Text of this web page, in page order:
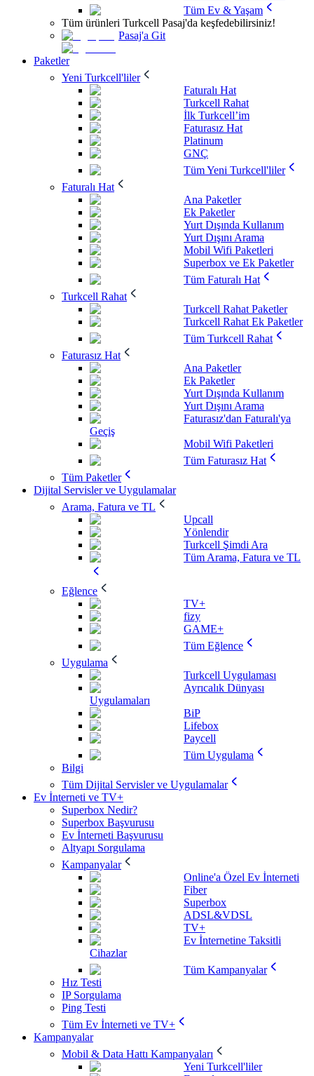
Tüm Ev & Yaşam
Tüm ürünleri Turkcell Pasaj'da keşfedebilirsiniz!
Pasaj'a Git
Paketler
Yeni Turkcell'liler
Faturalı Hat
Turkcell Rahat
İlk Turkcell’im
Faturasız Hat
Platinum
GNÇ
Tüm Yeni Turkcell'liler
Faturalı Hat
Ana Paketler
Ek Paketler
Yurt Dışında Kullanım
Yurt Dışını Arama
Mobil Wifi Paketleri
Superbox ve Ek Paketler
Tüm Faturalı Hat
Turkcell Rahat
Turkcell Rahat Paketler
Turkcell Rahat Ek Paketler
Tüm Turkcell Rahat
Faturasız Hat
Ana Paketler
Ek Paketler
Yurt Dışında Kullanım
Yurt Dışını Arama
Faturasız'dan Faturalı'ya
Geçiş
Mobil Wifi Paketleri
Tüm Faturasız Hat
Tüm Paketler
Dijital Servisler ve Uygulamalar
Arama, Fatura ve TL
Upcall
Yönlendir
Turkcell Şimdi Ara
Tüm Arama, Fatura ve TL
Eğlence
TV+
fizy
GAME+
Tüm Eğlence
Uygulama
Turkcell Uygulaması
Ayrıcalık Dünyası
Uygulamaları
BiP
Lifebox
Paycell
Tüm Uygulama
Bilgi
Tüm Dijital Servisler ve Uygulamalar
Ev İnterneti ve TV+
Superbox Nedir?
Superbox Başvurusu
Ev İnterneti Başvurusu
Altyapı Sorgulama
Kampanyalar
Online'a Özel Ev İnterneti
Fiber
Superbox
ADSL&VDSL
TV+
Ev İnternetine Taksitli
Cihazlar
Tüm Kampanyalar
Hız Testi
IP Sorgulama
Ping Testi
Tüm Ev İnterneti ve TV+
Kampanyalar
Mobil & Data Hattı Kampanyaları
Yeni Turkcell'liler